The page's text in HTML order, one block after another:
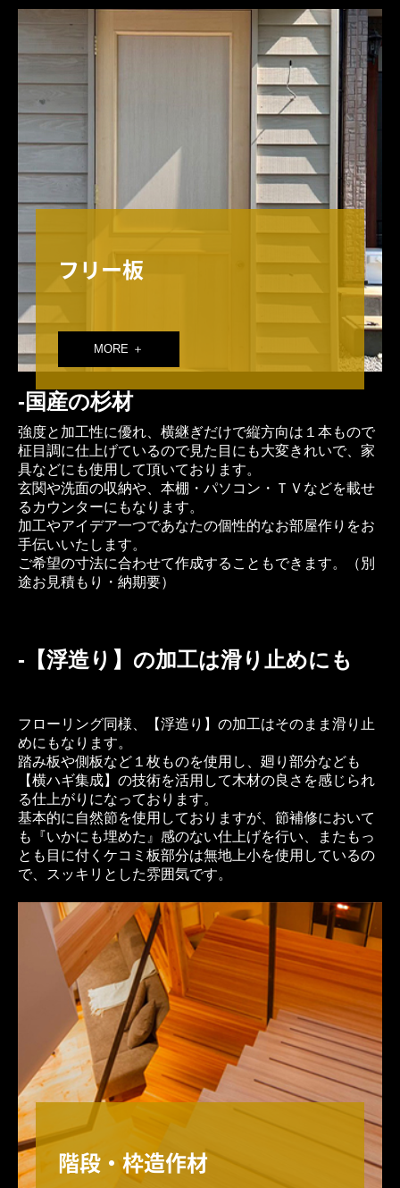
フリー板
MORE ＋
-国産の杉材
強度と加工性に優れ、横継ぎだけで縦方向は１本もので
柾目調に仕上げているので見た目にも大変きれいで、家
具などにも使用して頂いております。
玄関や洗面の収納や、本棚・パソコン・ＴＶなどを載せ
るカウンターにもなります。
加工やアイデア一つであなたの個性的なお部屋作りをお
手伝いいたします。
ご希望の寸法に合わせて作成することもできます。（別
途お見積もり・納期要）
- 【浮造り】の加工は滑り止めにも
フローリング同様、【浮造り】の加工はそのまま滑り止
めにもなります。
踏み板や側板など１枚ものを使用し、廻り部分なども
【横ハギ集成】の技術を活用して木材の良さを感じられ
る仕上がりになっております。
基本的に自然節を使用しておりますが、節補修において
も『いかにも埋めた』感のない仕上げを行い、またもっ
とも目に付くケコミ板部分は無地上小を使用しているの
で、スッキリとした雰囲気です。
階段・枠造作材